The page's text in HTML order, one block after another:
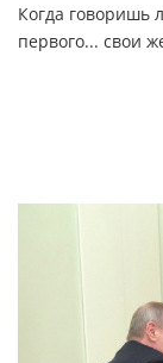
Когда говоришь
первого... свои